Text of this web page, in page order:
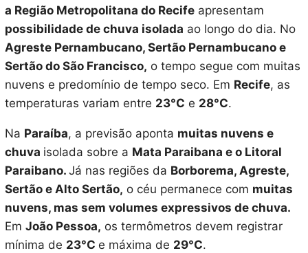
a Região Metropolitana do Recifeapresentam
possibilidade de chuva isolada ao longo do dia. No
Agreste Pernambucano, Sertão Pernambucano e
Sertão do São Francisco, o tempo segue com muitas
nuvens e predomínio de tempo seco. Em Recife, as
temperaturas variam entre 23°C e 28°C.
Na Paraíba, a previsão aponta muitas nuvens e
chuva isolada sobre a Mata Paraibana e o Litoral
Paraibano. Já nas regiões da Borborema, Agreste,
Sertão e Alto Sertão, o céu permanece com muitas
nuvens, mas sem volumes expressivos de chuva.
Em João Pessoa, os termômetros devem registrar
mínima de 23°C e máxima de 29°C.